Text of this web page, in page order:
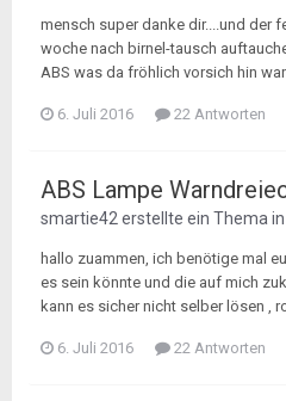
mensch super danke dir....und der
woche nach birnel-tausch
ABS was da fröhlich vorsich hin
6. Juli 2016 22 Antworten
ABS Lampe
smartie42 erstellte ein Thema in
hallo zuammen, ich benötige mal
es sein könnte und die auf mich
kann es sicher nicht selber lösen ,
6. Juli 2016 22 Antworten